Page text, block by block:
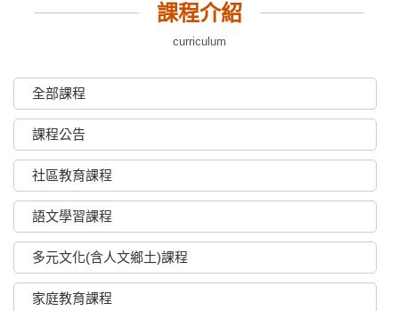
課程介紹
curriculum
全部課程
課程公告
社區教育課程
語文學習課程
多元文化(含人文鄉土)課程
家庭教育課程